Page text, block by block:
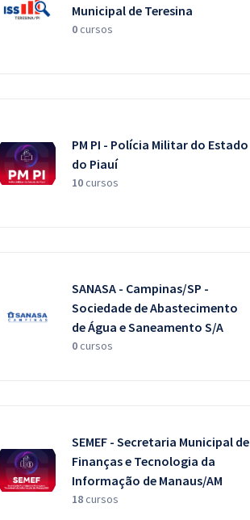
Municipal de Teresina
0cursos
PM PI - Polícia Militar do Estado
do Piauí
10cursos
SANASA - Campinas/SP -
Sociedade de Abastecimento
de Água e Saneamento S/A
0cursos
SEMEF - Secretaria Municipal de
Finanças e Tecnologia da
Informação de Manaus/AM
18cursos